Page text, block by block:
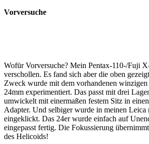
Vorversuche
Wofür Vorversuche? Mein Pentax-110-/Fuji
verschollen. Es fand sich aber die oben
Zweck wurde mit dem vorhandenen
24mm experimentiert. Das passt mit drei
umwickelt mit einermaßen festem Sitz in
Adapter. Und selbiger wurde in meinen
eingeklickt. Das 24er wurde einfach auf
eingepasst fertig. Die Fokussierung
des Helicoids!